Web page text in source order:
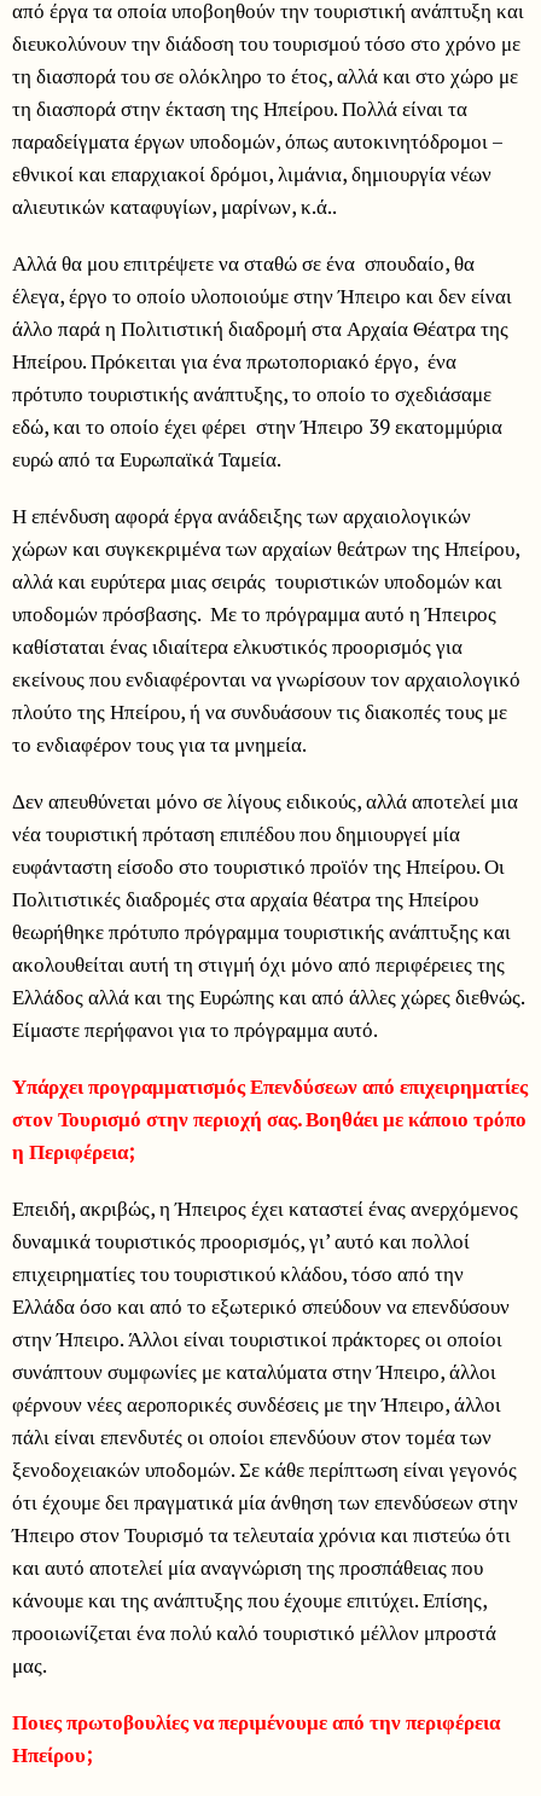
από έργα τα οποία υποβοηθούν την τουριστική ανάπτυξη και
διευκολύνουν την διάδοση του τουρισμού τόσο στο χρόνο με
τη διασπορά του σε ολόκληρο το έτος, αλλά και στο χώρο με
τη διασπορά στην έκταση της Ηπείρου. Πολλά είναι τα
παραδείγματα έργων υποδομών, όπως αυτοκινητόδρομοι –
εθνικοί και επαρχιακοί δρόμοι, λιμάνια, δημιουργία νέων
αλιευτικών καταφυγίων, μαρίνων, κ.ά..
Αλλά θα μου επιτρέψετε να σταθώ σε ένα σπουδαίο, θα
έλεγα, έργο το οποίο υλοποιούμε στην Ήπειρο και δεν είναι
άλλο παρά η Πολιτιστική διαδρομή στα Αρχαία Θέατρα της
Ηπείρου. Πρόκειται για ένα πρωτοποριακό έργο, ένα
πρότυπο τουριστικής ανάπτυξης, το οποίο το σχεδιάσαμε
εδώ, και το οποίο έχει φέρει στην Ήπειρο 39 εκατομμύρια
ευρώ από τα Ευρωπαϊκά Ταμεία.
Η επένδυση αφορά έργα ανάδειξης των αρχαιολογικών
χώρων και συγκεκριμένα των αρχαίων θεάτρων της Ηπείρου,
αλλά και ευρύτερα μιας σειράς τουριστικών υποδομών και
υποδομών πρόσβασης. Με το πρόγραμμα αυτό η Ήπειρος
καθίσταται ένας ιδιαίτερα ελκυστικός προορισμός για
εκείνους που ενδιαφέρονται να γνωρίσουν τον αρχαιολογικό
πλούτο της Ηπείρου, ή να συνδυάσουν τις διακοπές τους με
το ενδιαφέρον τους για τα μνημεία.
Δεν απευθύνεται μόνο σε λίγους ειδικούς, αλλά αποτελεί μια
νέα τουριστική πρόταση επιπέδου που δημιουργεί μία
ευφάνταστη είσοδο στο τουριστικό προϊόν της Ηπείρου. Οι
Πολιτιστικές διαδρομές στα αρχαία θέατρα της Ηπείρου
θεωρήθηκε πρότυπο πρόγραμμα τουριστικής ανάπτυξης και
ακολουθείται αυτή τη στιγμή όχι μόνο από περιφέρειες της
Ελλάδος αλλά και της Ευρώπης και από άλλες χώρες διεθνώς.
Είμαστε περήφανοι για το πρόγραμμα αυτό.
Υπάρχει προγραμματισμός Επενδύσεων από επιχειρηματίες
στον Τουρισμό στην περιοχή σας. Βοηθάει με κάποιο τρόπο
η Περιφέρεια;
Επειδή, ακριβώς, η Ήπειρος έχει καταστεί ένας ανερχόμενος
δυναμικά τουριστικός προορισμός, γι’ αυτό και πολλοί
επιχειρηματίες του τουριστικού κλάδου, τόσο από την
Ελλάδα όσο και από το εξωτερικό σπεύδουν να επενδύσουν
στην Ήπειρο. Άλλοι είναι τουριστικοί πράκτορες οι οποίοι
συνάπτουν συμφωνίες με καταλύματα στην Ήπειρο, άλλοι
φέρνουν νέες αεροπορικές συνδέσεις με την Ήπειρο, άλλοι
πάλι είναι επενδυτές οι οποίοι επενδύουν στον τομέα των
ξενοδοχειακών υποδομών. Σε κάθε περίπτωση είναι γεγονός
ότι έχουμε δει πραγματικά μία άνθηση των επενδύσεων στην
Ήπειρο στον Τουρισμό τα τελευταία χρόνια και πιστεύω ότι
και αυτό αποτελεί μία αναγνώριση της προσπάθειας που
κάνουμε και της ανάπτυξης που έχουμε επιτύχει. Επίσης,
προοιωνίζεται ένα πολύ καλό τουριστικό μέλλον μπροστά
μας.
Ποιες πρωτοβουλίες να περιμένουμε από την περιφέρεια
Ηπείρου;